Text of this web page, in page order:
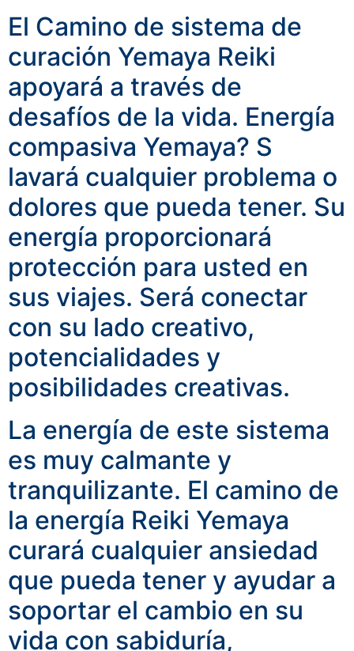
El Camino de sistema de
curación Yemaya Reiki
apoyará a través de
desafíos de la vida. Energía
compasiva Yemaya? S
lavará cualquier problema o
dolores que pueda tener. Su
energía proporcionará
protección para usted en
sus viajes. Será conectar
con su lado creativo,
potencialidades y
posibilidades creativas.
La energía de este sistema
es muy calmante y
tranquilizante. El camino de
la energía Reiki Yemaya
curará cualquier ansiedad
que pueda tener y ayudar a
soportar el cambio en su
vida con sabiduría,